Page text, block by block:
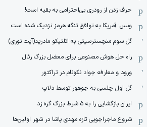
حرف زدن از رودری بی‌احترامی به بقیه است!
ونس: آمریکا به توافق تنگه هرمز نزدیک شده است
گل سوم منچسترسیتی به اتلتیکو مادرید(آیت نوری)
راه حل هوش مصنوعی برای معضل بزرگ رئال
ورود و معارفه جواد نکونام در تراکتور
گل اول چلسی به جوهور توسط دلاپ
ایران بازگشایی را به ۵ شرط بزرگ گره زد
شروع ماجراجویی تازه مهدی پاشا در شهر اولین‌ها